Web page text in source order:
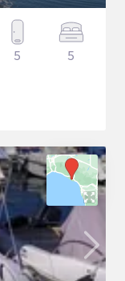
5 5